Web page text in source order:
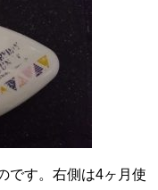
です。右側は4ヶ月使